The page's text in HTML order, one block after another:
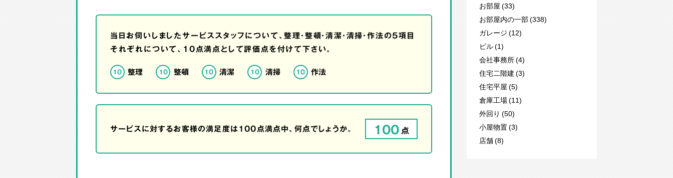
当日お伺いしましたサービススタッフについて、整理・整頓・清潔・清掃・作法の5項目
それぞれについて、10点満点として評価点を付けて下さい。
10 整理 10 整頓 10 清潔 10 清掃 10 作法
サービスに対するお客様の満足度は100点満点中、何点でしょうか。 100 点
お部屋 (33)
お部屋内の一部 (338)
ガレージ (12)
ビル (1)
会社事務所 (4)
住宅二階建 (3)
住宅平屋 (5)
倉庫工場 (11)
外回り (50)
小屋物置 (3)
店舗 (8)